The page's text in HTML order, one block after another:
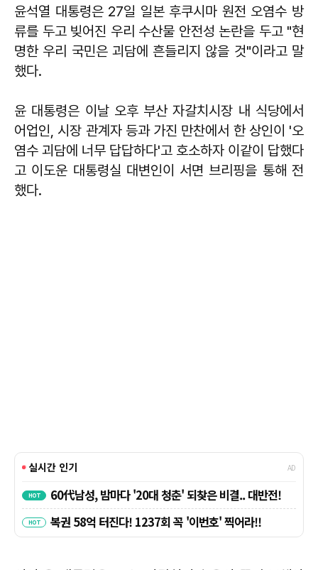
윤석열 대통령은 27일 일본 후쿠시마 원전 오염수 방
류를 두고 빚어진 우리 수산물 안전성 논란을 두고 "현
명한 우리 국민은 괴담에 흔들리지 않을 것"이라고 말
했다.
윤 대통령은 이날 오후 부산 자갈치시장 내 식당에서
어업인, 시장 관계자 등과 가진 만찬에서 한 상인이 '오
염수 괴담에 너무 답답하다'고 호소하자 이같이 답했다
고 이도운 대통령실 대변인이 서면 브리핑을 통해 전
했다.